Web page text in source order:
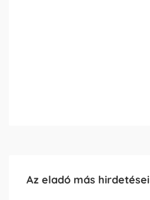
Az eladó más hirdetései